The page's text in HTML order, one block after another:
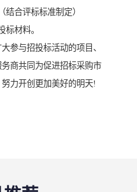
结合评标标准制定）
标材料。
参与招投标活动的项目、
商共同为促进招标采购市
力开创更加美好的明天!